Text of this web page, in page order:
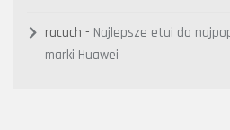
racuch - Najlepsze etui do
marki Huawei